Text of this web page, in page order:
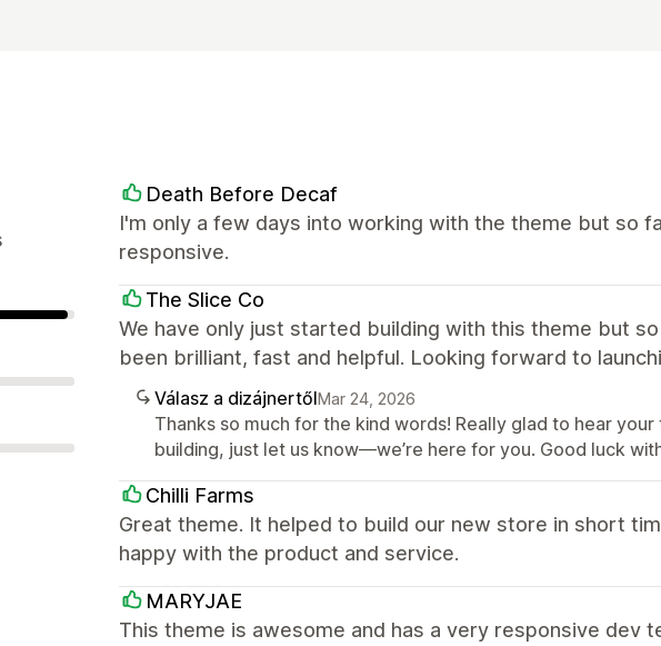
Death Before Decaf
I'm only a few days into working with the theme but so
responsive.
The Slice Co
We have only just started building with this theme but
been brilliant, fast and helpful. Looking forward to
Válasz a dizájnertőlMar 24, 2026
Thanks so much for the kind words! Really glad to hear
building, just let us know—we’re here for you. Good luck
Chilli Farms
Great theme. It helped to build our new store in short
happy with the product and service.
MARYJAE
This theme is awesome and has a very responsive dev